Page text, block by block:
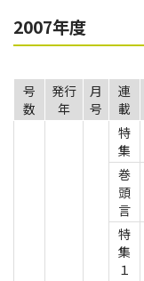
2007年度
号
数
発行
年
月
号
連
載
特
集
巻
頭
言
特
集
１